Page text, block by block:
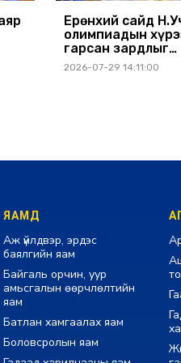
Ерөнхий сайд
олимпиадын
гарсан зардлыг
шийдвэрлэж
2026-07-29 14:11:00
ЯАМД
Аж үйлдвэр, эрдэс
баялгийн яам
Байгаль орчин, уур
амьсгалын өөрчлөлтийн
яам
Батлан хамгаалах яам
Боловсролын яам